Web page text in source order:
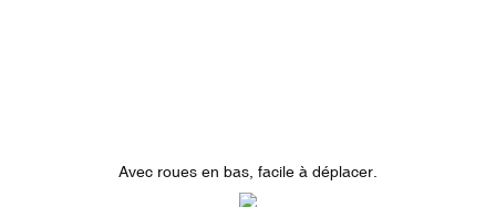
Avec roues en bas, facile à déplacer.